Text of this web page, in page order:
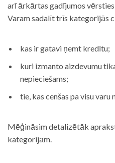
arī ārkārtas gadījumos
Varam sadalīt trīs kategorijās
kas ir gatavi ņemt kredītu;
kuri izmanto aizdevumu
nepieciešams;
tie, kas cenšas pa visu
Mēģināsim detalizētāk
kategorijām.